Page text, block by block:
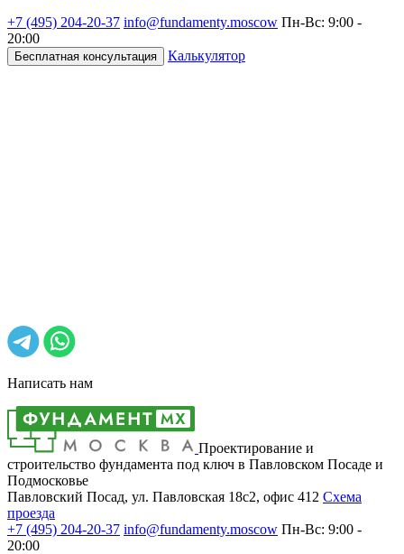
+7 (495) 204-20-37 info@fundamenty.moscow Пн-Вс: 9:00 -
20:00
Бесплатная консультация Калькулятор
Написать нам
Проектирование и
строительство фундамента под ключ в Павловском Посаде и
Подмосковье
Павловский Посад, ул. Павловская 18с2, офис 412 Cхема
проезда
+7 (495) 204-20-37 info@fundamenty.moscow Пн-Вс: 9:00 -
20:00